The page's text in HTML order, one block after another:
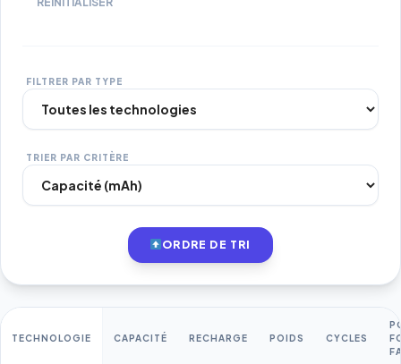
FILTRER PAR TYPE
TRIER PAR CRITÈRE
ORDRE DE TRI
TECHNOLOGIE CAPACITÉ RECHARGE POIDS CYCLES